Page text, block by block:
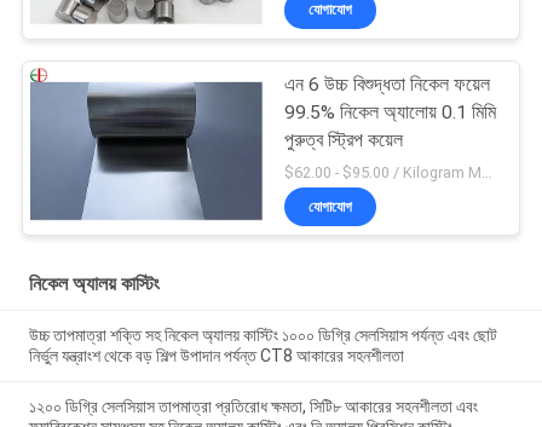
যোগাযোগ
এন 6 উচ্চ বিশুদ্ধতা নিকেল ফয়েল
99.5% নিকেল অ্যালোয় 0.1 মিমি
পুরুত্ব স্ট্রিপ কয়েল
$62.00 - $95.00 / Kilogram MOQ:5 কিলোগ্রাম / কিলোগ্রাম
যোগাযোগ
নিকেল অ্যালয় কাস্টিং
উচ্চ তাপমাত্রা শক্তি সহ নিকেল অ্যালয় কাস্টিং ১০০০ ডিগ্রি সেলসিয়াস পর্যন্ত এবং ছোট
নির্ভুল যন্ত্রাংশ থেকে বড় শিল্প উপাদান পর্যন্ত CT8 আকারের সহনশীলতা
১২০০ ডিগ্রি সেলসিয়াস তাপমাত্রা প্রতিরোধ ক্ষমতা, সিটি৮ আকারের সহনশীলতা এবং